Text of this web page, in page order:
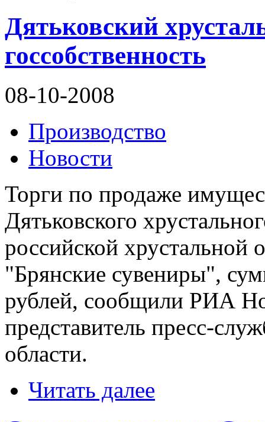
Дятьковский
госсобственность
08-10-2008
Производство
Новости
Торги по продаже
Дятьковского
российской
"Брянские сувениры",
рублей, сообщили РИА
представитель пресс-
области.
Читать далее